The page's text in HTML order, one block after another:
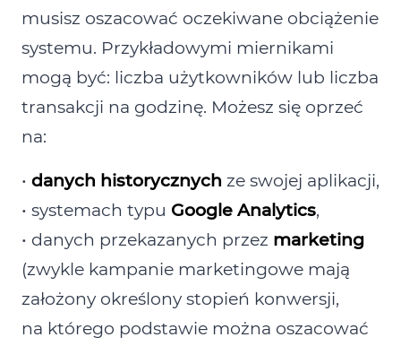
musisz oszacować oczekiwane obciążenie
systemu. Przykładowymi miernikami
mogą być: liczba użytkowników lub liczba
transakcji na godzinę. Możesz się oprzeć
na:
• danych historycznych ze swojej aplikacji,
• systemach typu Google Analytics,
• danych przekazanych przez marketing
(zwykle kampanie marketingowe mają
założony określony stopień konwersji,
na którego podstawie można oszacować